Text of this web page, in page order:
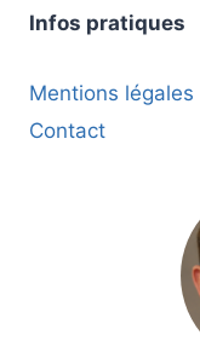
Infos pratiques
Mentions légales
Contact